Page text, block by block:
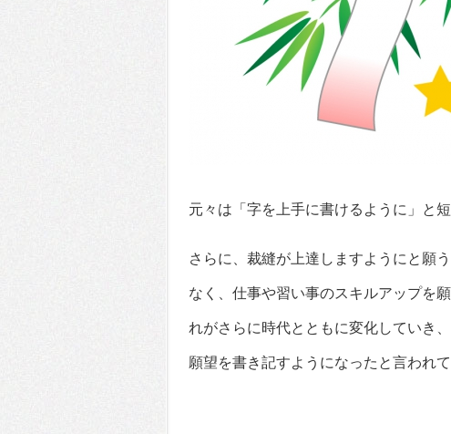
元々は「字を上手に書けるように」と
さらに、裁縫が上達しますようにと願
なく、仕事や習い事のスキルアップを
れがさらに時代とともに変化していき
願望を書き記すようになったと言われて